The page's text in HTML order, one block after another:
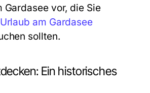
Gardasee vor, die Sie
Urlaub am Gardasee
sollten.
Ein historisches